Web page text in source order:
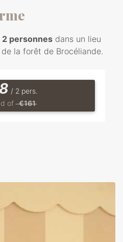
2 personnes dans un lieu
la forêt de Brocéliande.
/ 2 pers.
of€161